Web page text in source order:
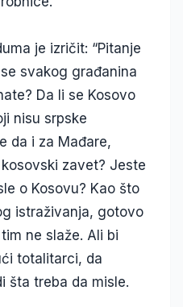
je izričit: “Pitanje
svakog građanina
Da li se Kosovo
nisu srpske
da i za Mađare,
zavet? Jeste
o Kosovu? Kao što
istraživanja, gotovo
ne slaže. Ali bi
totalitarci, da
šta treba da misle.